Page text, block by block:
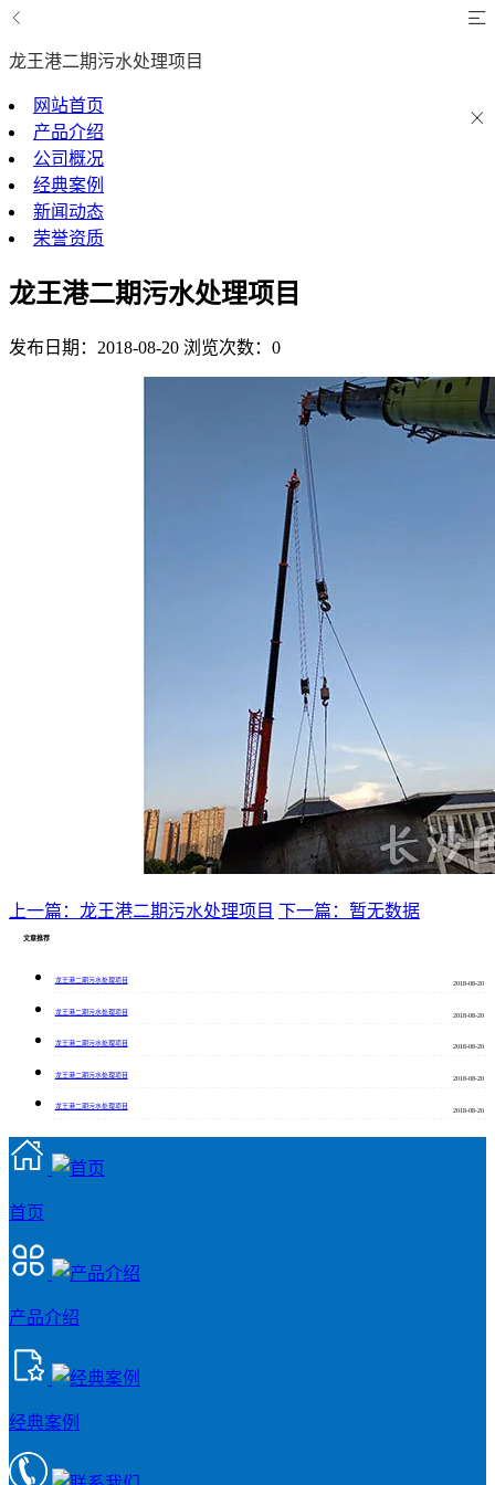
龙王港二期污水处理项目
网站首页
产品介绍
公司概况
经典案例
新闻动态
荣誉资质
龙王港二期污水处理项目
发布日期：2018-08-20 浏览次数：0
上一篇：龙王港二期污水处理项目 下一篇：暂无数据
文章推荐
龙王港二期污水处理项目
2018-08-20
龙王港二期污水处理项目
2018-08-20
龙王港二期污水处理项目
2018-08-20
龙王港二期污水处理项目
2018-08-20
龙王港二期污水处理项目
2018-08-20
首页
产品介绍
经典案例